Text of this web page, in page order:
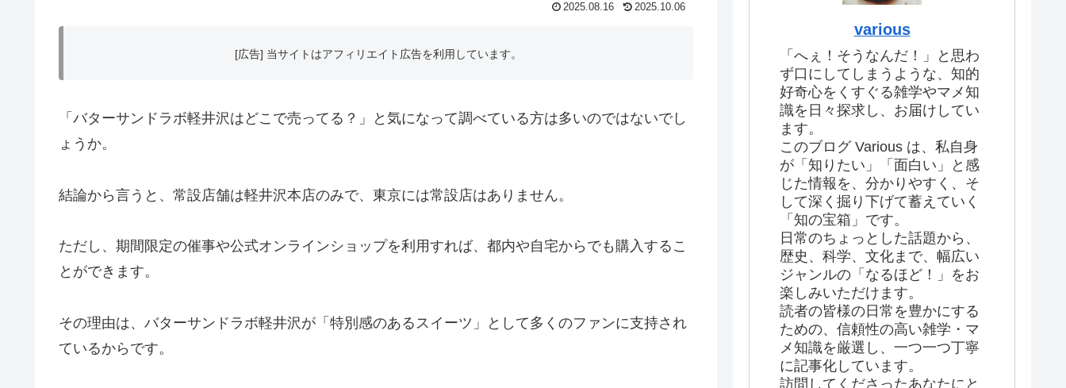
2025.08.16 2025.10.06
[広告] 当サイトはアフィリエイト広告を利用しています。
「バターサンドラボ軽井沢はどこで売ってる？」と気になって調べている方は多いのではないでし
ょうか。
結論から言うと、常設店舗は軽井沢本店のみで、東京には常設店はありません。
ただし、期間限定の催事や公式オンラインショップを利用すれば、都内や自宅からでも購入するこ
とができます。
その理由は、バターサンドラボ軽井沢が「特別感のあるスイーツ」として多くのファンに支持され
ているからです。
various
「へぇ！そうなんだ！」と思わ
ず口にしてしまうような、知的
好奇心をくすぐる雑学やマメ知
識を日々探求し、お届けしてい
ます。
このブログ Various は、私自身
が「知りたい」「面白い」と感
じた情報を、分かりやすく、そ
して深く掘り下げて蓄えていく
「知の宝箱」です。
日常のちょっとした話題から、
歴史、科学、文化まで、幅広い
ジャンルの「なるほど！」をお
楽しみいただけます。
読者の皆様の日常を豊かにする
ための、信頼性の高い雑学・マ
メ知識を厳選し、一つ一つ丁寧
に記事化しています。
訪問してくださったあなたにと